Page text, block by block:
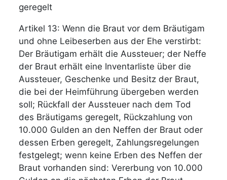
geregelt
Artikel 13: Wenn die Braut vor dem Bräutigam
und ohne Leibeserben aus der Ehe verstirbt:
Der Bräutigam erhält die Aussteuer; der Neffe
der Braut erhält eine Inventarliste über die
Aussteuer, Geschenke und Besitz der Braut,
die bei der Heimführung übergeben werden
soll; Rückfall der Aussteuer nach dem Tod
des Bräutigams geregelt, Rückzahlung von
10.000 Gulden an den Neffen der Braut oder
dessen Erben geregelt, Zahlungsregelungen
festgelegt; wenn keine Erben des Neffen der
Braut vorhanden sind: Vererbung von 10.000